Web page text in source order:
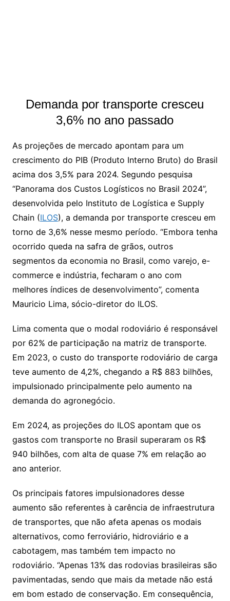
Demanda por transporte cresceu
3,6% no ano passado
As projeções de mercado apontam para um
crescimento do PIB (Produto Interno Bruto) do Brasil
acima dos 3,5% para 2024. Segundo pesquisa
“Panorama dos Custos Logísticos no Brasil 2024”,
desenvolvida pelo Instituto de Logística e Supply
Chain (ILOS), a demanda por transporte cresceu em
torno de 3,6% nesse mesmo período. “Embora tenha
ocorrido queda na safra de grãos, outros
segmentos da economia no Brasil, como varejo, e-
commerce e indústria, fecharam o ano com
melhores índices de desenvolvimento”, comenta
Mauricio Lima, sócio-diretor do ILOS.
Lima comenta que o modal rodoviário é responsável
por 62% de participação na matriz de transporte.
Em 2023, o custo do transporte rodoviário de carga
teve aumento de 4,2%, chegando a R$ 883 bilhões,
impulsionado principalmente pelo aumento na
demanda do agronegócio.
Em 2024, as projeções do ILOS apontam que os
gastos com transporte no Brasil superaram os R$
940 bilhões, com alta de quase 7% em relação ao
ano anterior.
Os principais fatores impulsionadores desse
aumento são referentes à carência de infraestrutura
de transportes, que não afeta apenas os modais
alternativos, como ferroviário, hidroviário e a
cabotagem, mas também tem impacto no
rodoviário. “Apenas 13% das rodovias brasileiras são
pavimentadas, sendo que mais da metade não está
em bom estado de conservação. Em consequência,